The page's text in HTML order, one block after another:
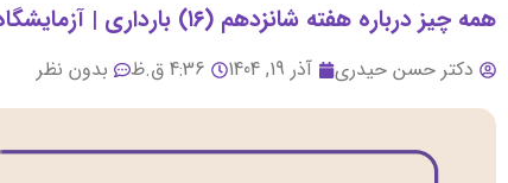
همه چیز درباره هفته شانزدهم (۱۶) بارداری | آزمایشگاه تهران لب
دکتر حسن حیدری آذر 19, 1404 4:36 ق.ظ بدون نظر